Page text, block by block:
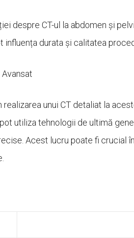
despre CT-ul la abdomen și
influența durata și calitatea
realizarea unui CT detaliat la
utiliza tehnologii de ultimă
Acest lucru poate fi crucial